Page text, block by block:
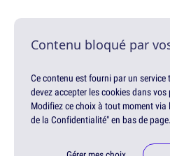
Contenu bloqué par
Ce contenu est fourni par un
devez accepter les cookies dans
Modifiez ce choix à tout moment via
de la Confidentialité" en bas de page.